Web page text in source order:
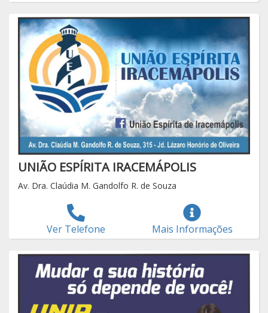
UNIÃO ESPÍRITA IRACEMÁPOLIS
Av. Dra. Claúdia M. Gandolfo R. de Souza
Ver Telefone Mais Informações